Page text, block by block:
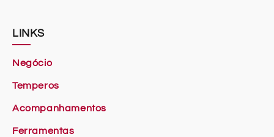
LINKS
Negócio
Temperos
Acompanhamentos
Ferramentas